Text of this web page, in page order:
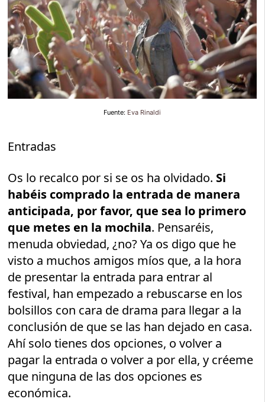
Fuente: Eva Rinaldi
Entradas
Os lo recalco por si se os ha olvidado. Si
habéis comprado la entrada de manera
anticipada, por favor, que sea lo primero
que metes en la mochila. Pensaréis,
menuda obviedad, ¿no? Ya os digo que he
visto a muchos amigos míos que, a la hora
de presentar la entrada para entrar al
festival, han empezado a rebuscarse en los
bolsillos con cara de drama para llegar a la
conclusión de que se las han dejado en casa.
Ahí solo tienes dos opciones, o volver a
pagar la entrada o volver a por ella, y créeme
que ninguna de las dos opciones es
económica.